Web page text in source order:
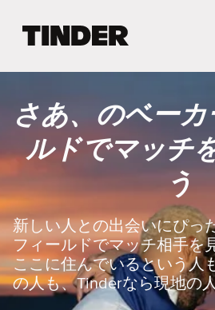
r
ー
ジ
さあ、のベー
ルドでマッチ
う
新しい人との出会いにぴっ
フィールドでマッチ相手を
ここに住んでいるという人
の人も、Tinderなら現地の